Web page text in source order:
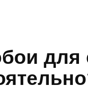
для